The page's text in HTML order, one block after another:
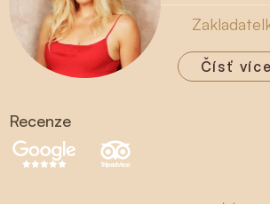
Čísť více
Recenze